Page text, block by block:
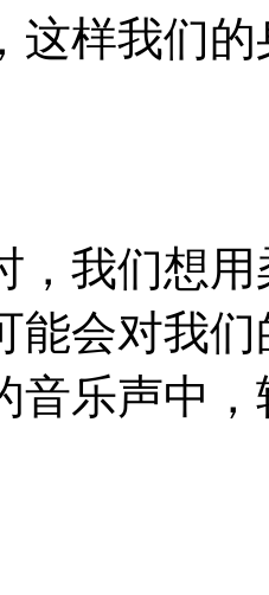
这样我们
，我们想
能会对我
音乐声中